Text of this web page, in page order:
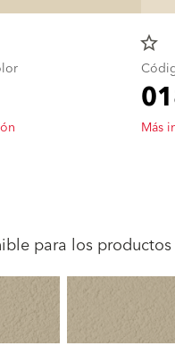
star_border
Más
para los